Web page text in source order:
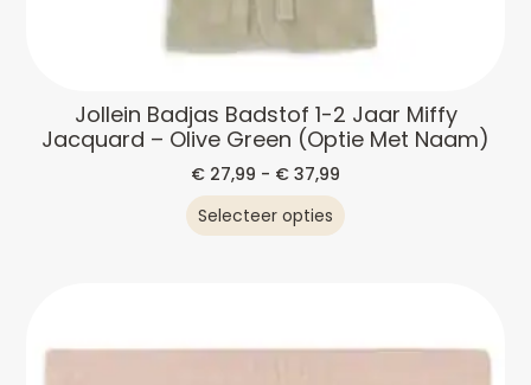
Jollein Badjas Badstof 1-2 Jaar Miffy
Jacquard – Olive Green (optie Met Naam)
€ 27,99 - € 37,99
Selecteer opties